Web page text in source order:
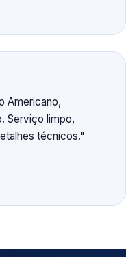
Americano,
Serviço limpo,
técnicos.